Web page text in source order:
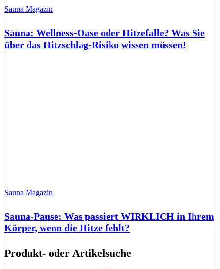
Sauna Magazin
Sauna: Wellness-Oase oder Hitzefalle? Was Sie
über das Hitzschlag-Risiko wissen müssen!
Sauna Magazin
Sauna-Pause: Was passiert WIRKLICH in Ihrem
Körper, wenn die Hitze fehlt?
Produkt- oder Artikelsuche